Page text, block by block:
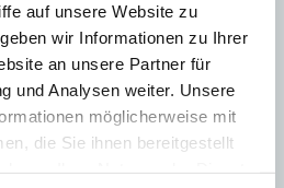
auf unsere Website zu
wir Informationen zu Ihrer
an unsere Partner für
und Analysen weiter. Unsere
möglicherweise mit
die Sie ihnen bereitgestellt
2 Schlafzimmer mit Bädern,
Zugang zur Pollterrasse
Immobilie in Anlage
Nähe Golfplatz
Fußbodenheizung